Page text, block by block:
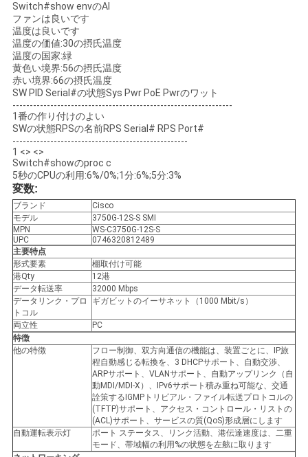
バ
シ
ー
ポ
リ
シ
ー
Switch#show envのAl
ファンは良いです
温度は良いです
温度の価値:30の摂氏温度
温度の国家:緑
黄色い境界:56の摂氏温度
赤い境界:66の摂氏温度
SW PID Serial#の状態Sys Pwr PoE Pwrのワット
----------------------------------------------------------------
1番の作り付けのよい
SWの状態RPSの名前RPS Serial# RPS Port#
---------------------------------------------------
1 <> <>
Switch#showのproc c
5秒のCPUの利用:6%/0%;1分:6%;5分:3%
変数:
ブランド
Cisco
モデル
3750G-12S-S SMI
MPN
WS-C3750G-12S-S
UPC
0746320812489
主要特点
形式要素
棚取付け可能
港Qty
12港
データ転送率
32000 Mbps
データリンク・プロ
トコル
ギガビットのイーサネット（1000 Mbit/s）
両立性
PC
特徴
他の特徴
フロー制御、双方向通信の機能は、装置ごとに、IP旅
程自動感じる転換を、3 DHCPサポート、自動交渉、
ARPサポート、VLANサポート、自動アップリンク（自
動MDI/MDI-X）、IPv6サポート積み重ね可能な、交通
詮策するIGMPトリビアル・ファイル転送プロトコルの
(TFTP)サポート、アクセス・コントロール・リストの
(ACL)サポート、サービスの質(QoS)形成層にします
自動運転表示灯
ポート ステータス、リンク活動、港伝達速度は、二重
モード、帯域幅の利用%の状態を左舷に取ります